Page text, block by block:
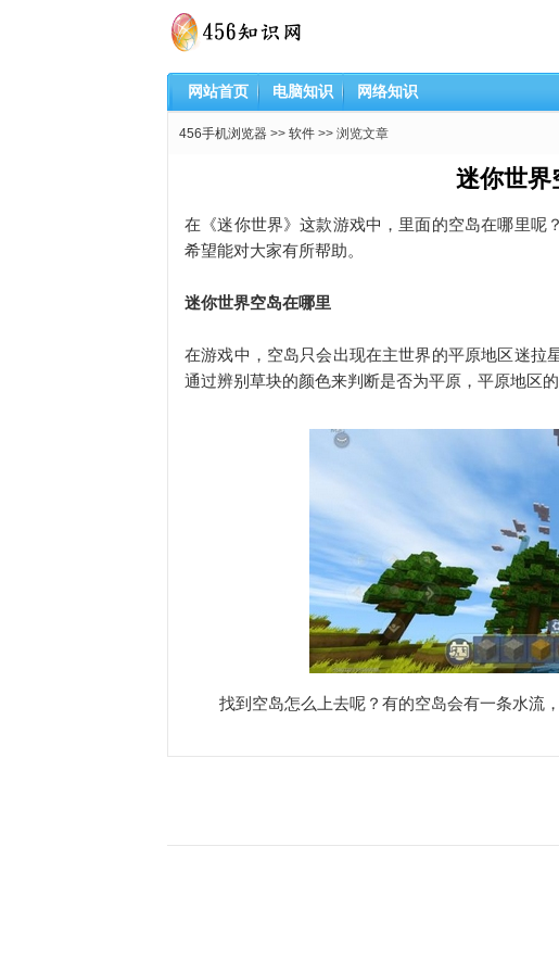
网站首页 电脑知识 网络知识
456手机浏览器 >> 软件 >> 浏览文章
迷你世界
在《迷你世界》这款游戏中，里面的空岛在哪里呢
希望能对大家有所帮助。
迷你世界空岛在哪里
在游戏中，空岛只会出现在主世界的平原地区迷拉
通过辨别草块的颜色来判断是否为平原，平原地区的
找到空岛怎么上去呢？有的空岛会有一条水流